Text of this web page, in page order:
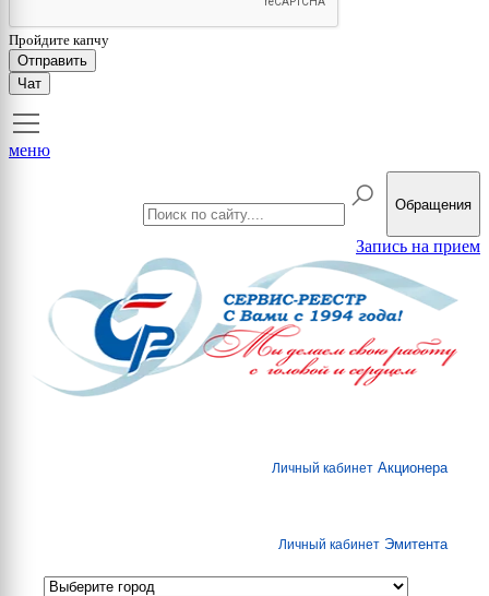
Пройдите капчу
Отправить
Чат
меню
Обращения
Запись на прием
Личный кабинет Акционера
Личный кабинет Эмитента